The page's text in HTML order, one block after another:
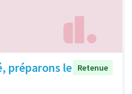
préparons le Retenue